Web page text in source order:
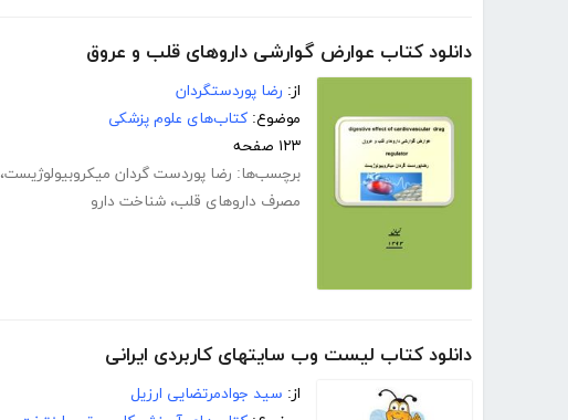
دانلود کتاب عوارض گوارشی داروهای قلب و عروق
از: رضا پوردستگردان
موضوع: کتاب‌های علوم پزشکی
۱۲۳ صفحه
برچسب‌ها: رضا پوردست گردان میکروبیولوژیست،
مصرف داروهای قلب، شناخت دارو
دانلود کتاب لیست وب سایتهای کاربردی ایرانی
از: سید جوادمرتضایی ارزیل